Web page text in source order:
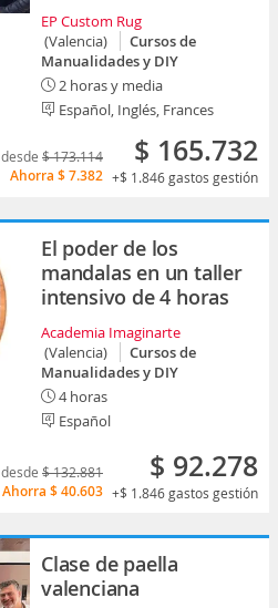
EP Custom Rug
(Valencia)
Cursos de
Manualidades y DIY
2 horas y media
Español, Inglés, Frances
desde $ 173.114
Ahorra $ 7.382
$ 165.732
+$ 1.846gastos gestión
El poder de los
mandalas en un taller
intensivo de 4 horas
Academia Imaginarte
(Valencia)
Cursos de
Manualidades y DIY
4 horas
Español
desde $ 132.881
Ahorra $ 40.603
$ 92.278
+$ 1.846gastos gestión
Clase de paella
valenciana